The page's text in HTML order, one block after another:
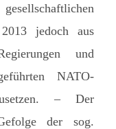
jedoch aus
und
NATO-
– Der
der sog.